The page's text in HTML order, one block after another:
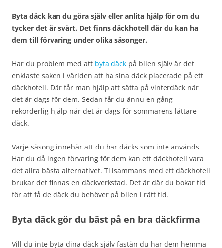
Byta däck kan du göra själv eller anlita hjälp för om du
tycker det är svårt. Det finns däckhotell där du kan ha
dem till förvaring under olika säsonger.
Har du problem med att byta däck på bilen själv är det
enklaste saken i världen att ha sina däck placerade på ett
däckhotell. Där får man hjälp att sätta på vinterdäck när
det är dags för dem. Sedan får du ännu en gång
rekorderlig hjälp när det är dags för sommarens lättare
däck.
Varje säsong innebär att du har däcks som inte används.
Har du då ingen förvaring för dem kan ett däckhotell vara
det allra bästa alternativet. Tillsammans med ett däckhotell
brukar det finnas en däckverkstad. Det är där du bokar tid
för att få de däck du behöver på bilen i rätt tid.
Byta däck gör du bäst på en bra däckfirma
Vill du inte byta dina däck själv fastän du har dem hemma